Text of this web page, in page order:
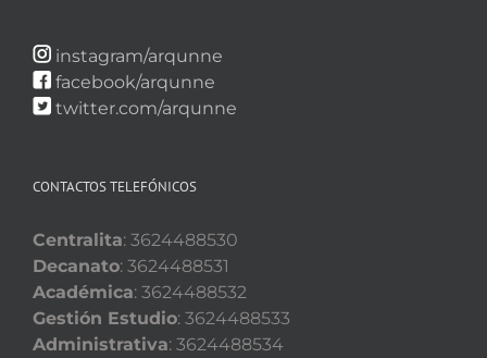
instagram/arqunne
facebook/arqunne
twitter.com/arqunne
CONTACTOS TELEFÓNICOS
Centralita: 3624488530
Decanato: 3624488531
Académica: 3624488532
Gestión Estudio: 3624488533
Administrativa: 3624488534